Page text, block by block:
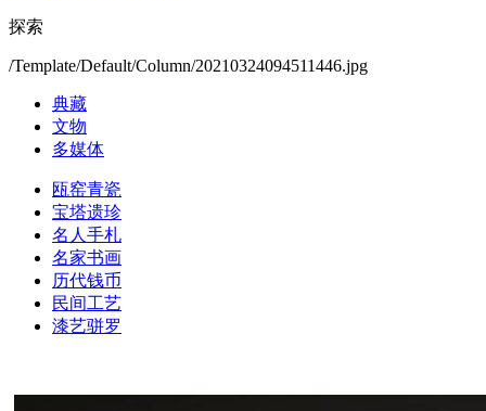
探索
/Template/Default/Column/20210324094511446.jpg
典藏
文物
多媒体
瓯窑青瓷
宝塔遗珍
名人手札
名家书画
历代钱币
民间工艺
漆艺骈罗